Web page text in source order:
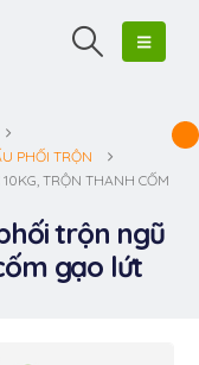
PHỐI TRỘN
TRỘN THANH CỐM
trộn ngũ
gạo lứt